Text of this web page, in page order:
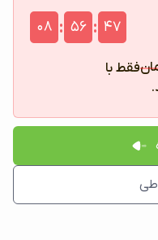
08 : 56 : 46
فقط با